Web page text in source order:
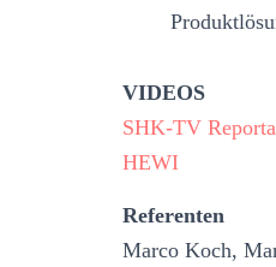
VIDEOS
SHK-TV
HEWI
Referenten
Marco Koch,